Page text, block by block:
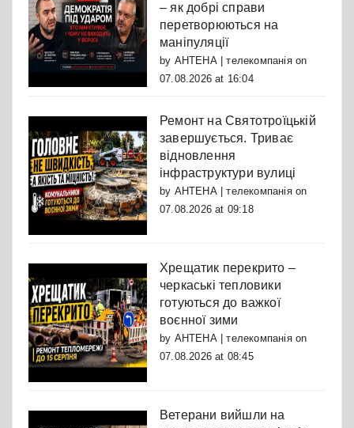
– як добрі справи
перетворюються на
маніпуляції
by АНТЕНА | телекомпаніяon
07.08.2026 at 16:04
Ремонт на Святотроїцькій
завершується. Триває
відновлення
інфраструктури вулиці
by АНТЕНА | телекомпаніяon
07.08.2026 at 09:18
Хрещатик перекрито –
черкаські тепловики
готуються до важкої
воєнної зими
by АНТЕНА | телекомпаніяon
07.08.2026 at 08:45
Ветерани вийшли на